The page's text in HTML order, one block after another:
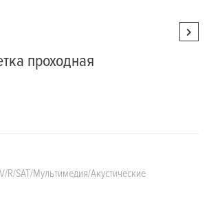
проходная
R/SAT/Мультимедия/Акустические